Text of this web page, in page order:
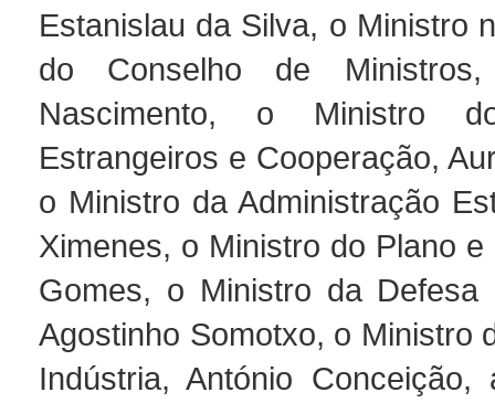
Estanislau da Silva, o Ministro
do Conselho de
Nascimento, o Ministro
Estrangeiros e Cooperação,
o Ministro da Administração
Ximenes, o Ministro do Plano
Gomes, o Ministro da Defesa
Agostinho Somotxo, o Ministro
Indústria, António